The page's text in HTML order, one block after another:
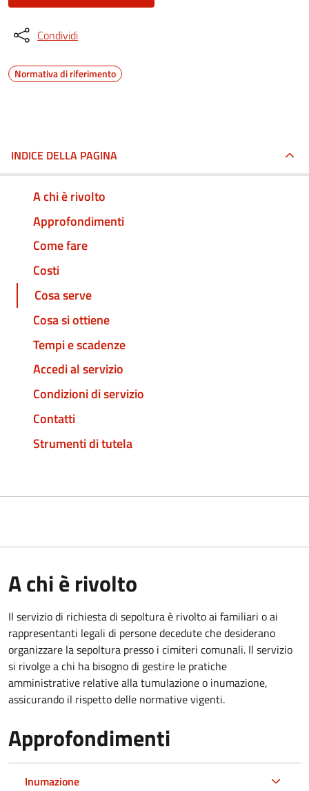
Condividi
Normativa di riferimento
INDICE DELLA PAGINA
A chi è rivolto
Approfondimenti
Come fare
Costi
Cosa serve
Cosa si ottiene
Tempi e scadenze
Accedi al servizio
Condizioni di servizio
Contatti
Strumenti di tutela
A chi è rivolto
Il servizio di richiesta di sepoltura è rivolto ai familiari o ai
rappresentanti legali di persone decedute che desiderano
organizzare la sepoltura presso i cimiteri comunali. Il servizio
si rivolge a chi ha bisogno di gestire le pratiche
amministrative relative alla tumulazione o inumazione,
assicurando il rispetto delle normative vigenti.
Approfondimenti
Inumazione